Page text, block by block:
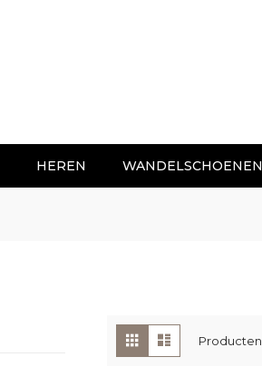
HEREN WANDELSCHOENEN
Tonen
als
Foto-
tabel
Producten